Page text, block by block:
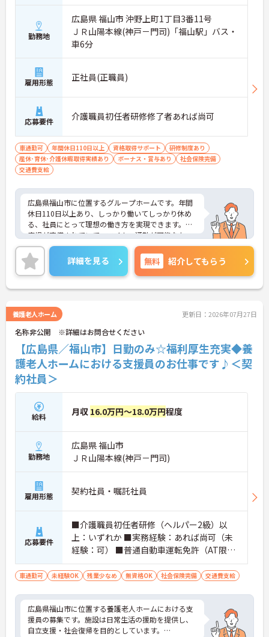
勤務地
広島県 福山市 沖野上町1丁目3番11号
ＪＲ山陽本線(神戸－門司)「福山駅」バス・
車6分
雇用形態 正社員(正職員)
応募要件 介護職員初任者研修修了者あれば尚可
車通勤可 年間休日110日以上 資格取得サポート
研修制度あり
産休･育休･介護休暇取得実績あり
ボーナス・賞与あり
社会保険完備
交通費支給
広島県福山市に位置するグループホームです。年間
休日110日以上あり、しっかり働いてしっかり休め
る、社員にとって理想の働き方を実現できます。駐
車場が完備されていて、マイカー通勤が可能なた
め、通勤に便利です。ご興味をお持ちの方はお気軽
にお問い合わせください。
詳細を見る 無料 紹介してもらう
養護老人ホーム 更新日：2026年07月27日
名称非公開 ※詳細はお問合せください
【広島県／福山市】日勤のみ☆福利厚生充実◆養
護老人ホームにおける支援員のお仕事です♪＜契
約社員＞
給料 月収 16.0万円～18.0万円程度
勤務地
広島県 福山市
ＪＲ山陽本線(神戸－門司)
雇用形態 契約社員・嘱託社員
応募要件
■介護職員初任者研修（ヘルパー2級）以
上：いずれか ■実務経験：あれば尚可（未
経験：可） ■普通自動車運転免許（AT限定
可）：必須
車通勤可 未経験OK 残業少なめ 無資格OK 社会保険完備 交通費支給
広島県福山市に位置する養護老人ホームにおける支
援員の募集です。施設は日常生活の援助を提供し、
自立支援・社会復帰を目的としています。